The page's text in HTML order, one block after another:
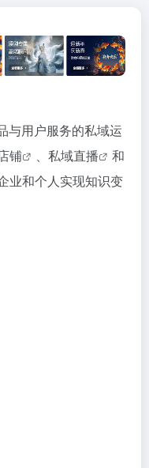
与用户服务的私域运
铺 、 私域直播
和
业和个人实现知识变